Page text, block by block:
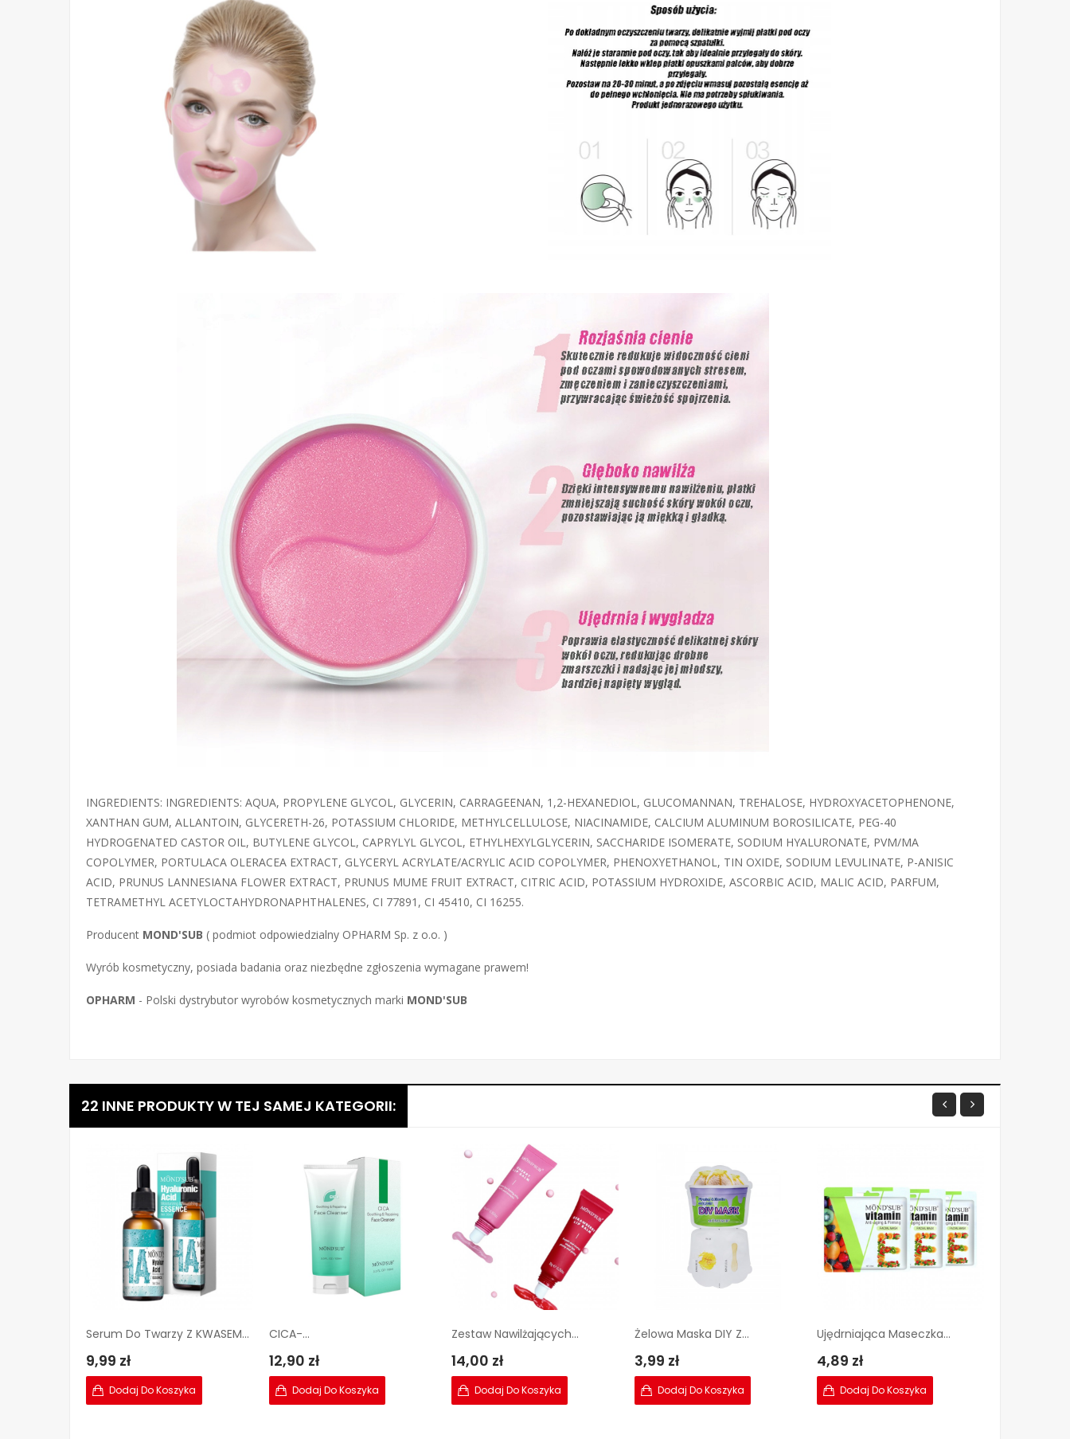
INGREDIENTS: INGREDIENTS: AQUA, PROPYLENE GLYCOL, GLYCERIN, CARRAGEENAN, 1,2-HEXANEDIOL, GLUCOMANNAN, TREHALOSE, HYDROXYACETOPHENONE,
XANTHAN GUM, ALLANTOIN, GLYCERETH-26, POTASSIUM CHLORIDE, METHYLCELLULOSE, NIACINAMIDE, CALCIUM ALUMINUM BOROSILICATE, PEG-40
HYDROGENATED CASTOR OIL, BUTYLENE GLYCOL, CAPRYLYL GLYCOL, ETHYLHEXYLGLYCERIN, SACCHARIDE ISOMERATE, SODIUM HYALURONATE, PVM/MA
COPOLYMER, PORTULACA OLERACEA EXTRACT, GLYCERYL ACRYLATE/ACRYLIC ACID COPOLYMER, PHENOXYETHANOL, TIN OXIDE, SODIUM LEVULINATE, P-ANISIC
ACID, PRUNUS LANNESIANA FLOWER EXTRACT, PRUNUS MUME FRUIT EXTRACT, CITRIC ACID, POTASSIUM HYDROXIDE, ASCORBIC ACID, MALIC ACID, PARFUM,
TETRAMETHYL ACETYLOCTAHYDRONAPHTHALENES, CI 77891, CI 45410, CI 16255.
Producent MOND'SUB ( podmiot odpowiedzialny OPHARM Sp. z o.o. )
Wyrób kosmetyczny, posiada badania oraz niezbędne zgłoszenia wymagane prawem!
OPHARM - Polski dystrybutor wyrobów kosmetycznych marki MOND'SUB
22 INNE PRODUKTY W TEJ SAMEJ KATEGORII:
Serum Do Twarzy Z KWASEM...
9,99 zł
Dodaj Do Koszyka
CICA-...
12,90 zł
Dodaj Do Koszyka
Zestaw Nawilżających...
14,00 zł
Dodaj Do Koszyka
Żelowa Maska DIY Z...
3,99 zł
Dodaj Do Koszyka
Ujędrniająca Maseczka...
4,89 zł
Dodaj Do Koszyka